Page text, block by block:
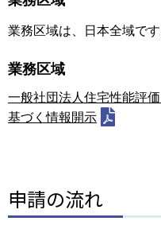
業務区域は、日本全域です
業務区域
一般社団法人住宅性能評
基づく情報開示
申請の流れ